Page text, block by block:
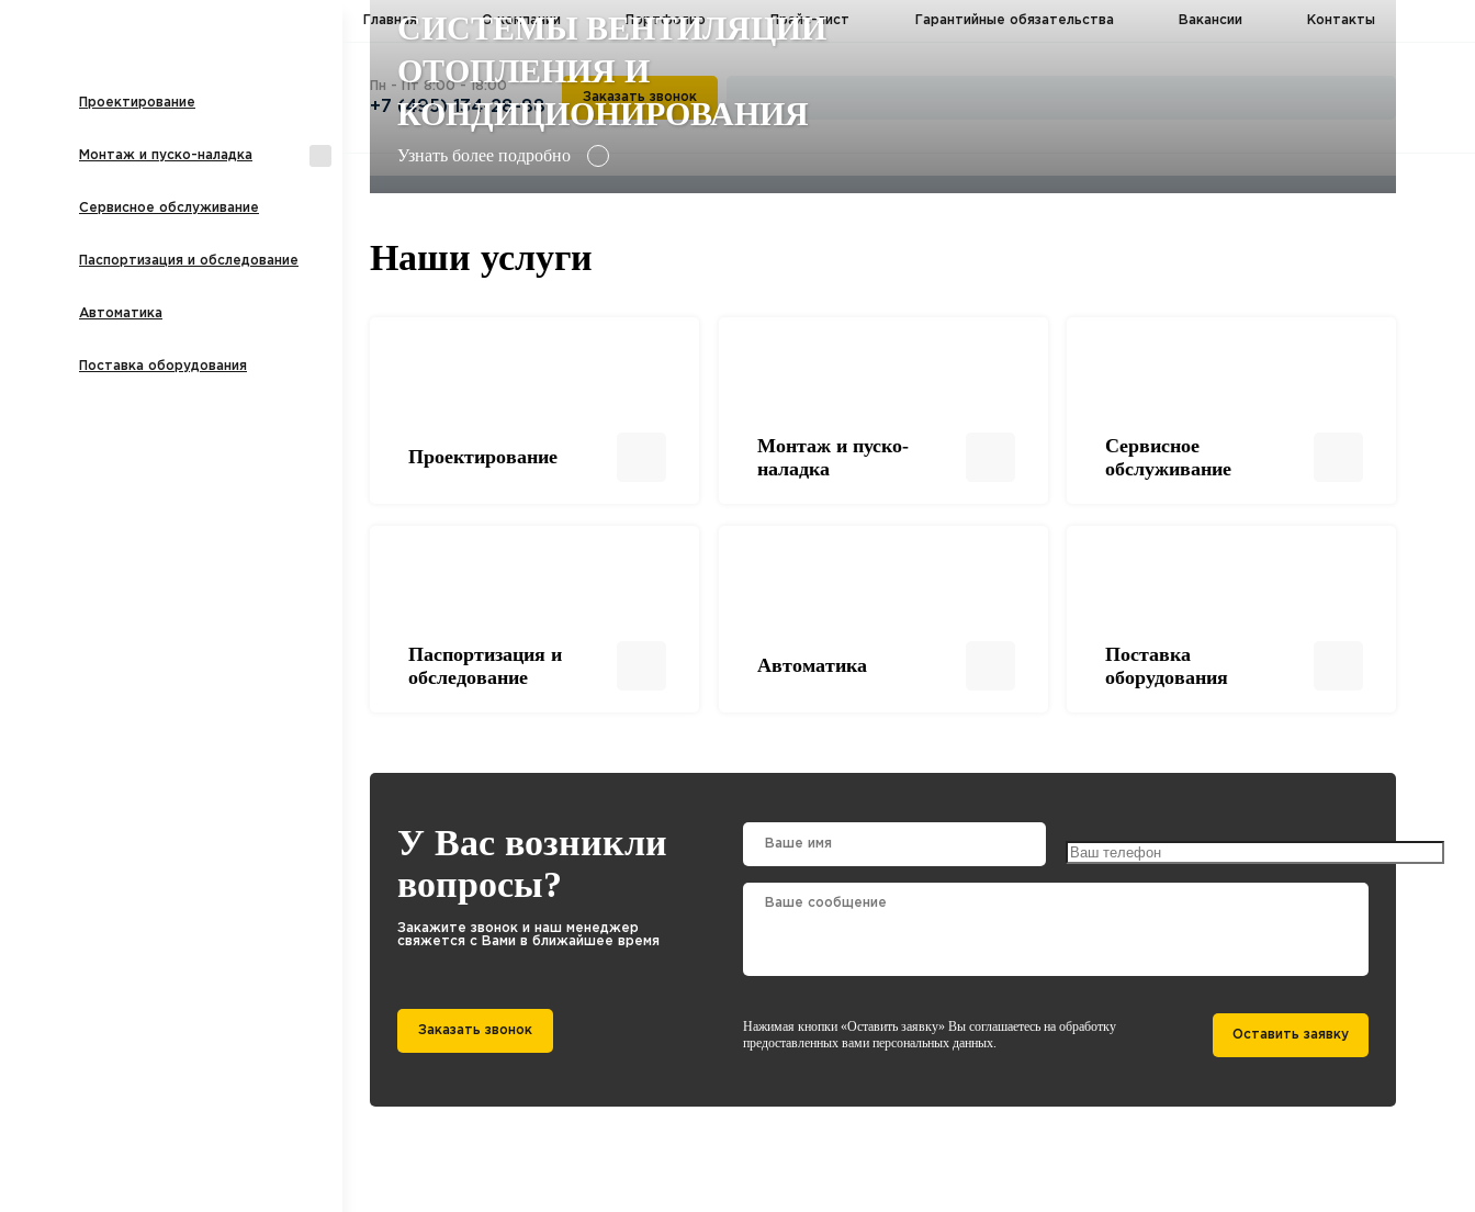
Проектирование
Монтаж и пуско-наладка
Сервисное обслуживание
Паспортизация и обследование
Автоматика
Поставка оборудования
Главная О компании Портфолио Прайс-лист Гарантийные обязательства Вакансии Контакты
Пн - Пт 8:00 - 18:00
+7 (495) 134-28-88
Заказать звонок
СИСТЕМЫ ВЕНТИЛЯЦИИ
ОТОПЛЕНИЯ И
КОНДИЦИОНИРОВАНИЯ
Узнать более подробно
Наши услуги
Проектирование
Монтаж и пуско-
наладка
Сервисное
обслуживание
Паспортизация и
обследование
Автоматика
Поставка
оборудования
У Вас возникли
вопросы?
Закажите звонок и наш менеджер
свяжется с Вами в ближайшее время
Заказать звонок
Нажимая кнопки «Оставить заявку» Вы соглашаетесь на обработку
предоставленных вами персональных данных.
Оставить заявку